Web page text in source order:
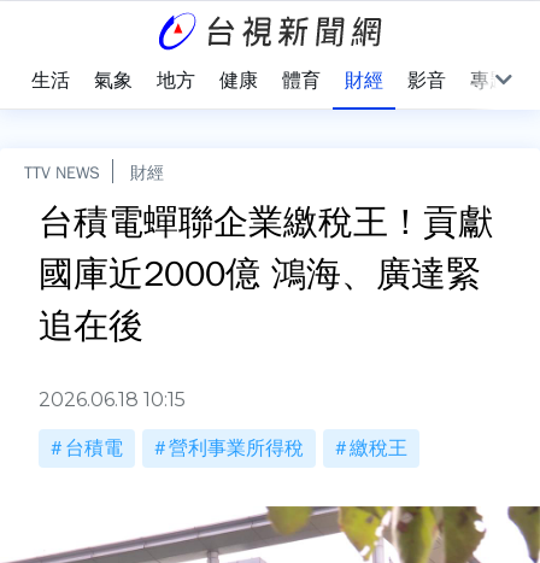
生活 氣象 地方 健康 體育 財經 影音 專題
TTV NEWS 財經
台積電蟬聯企業繳稅王！貢獻
國庫近2000億 鴻海、廣達緊
追在後
2026.06.18 10:15
台積電 營利事業所得稅 繳稅王